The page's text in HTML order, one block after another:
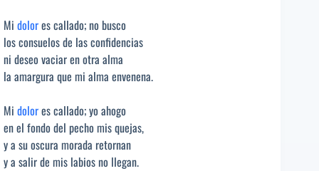
Mi dolores callado; no busco
los consuelos de las confidencias
ni deseo vaciar en otra alma
la amargura que mi alma envenena.
Mi dolores callado; yo ahogo
en el fondo del pecho mis quejas,
y a su oscura morada retornan
y a salir de mis labios no llegan.